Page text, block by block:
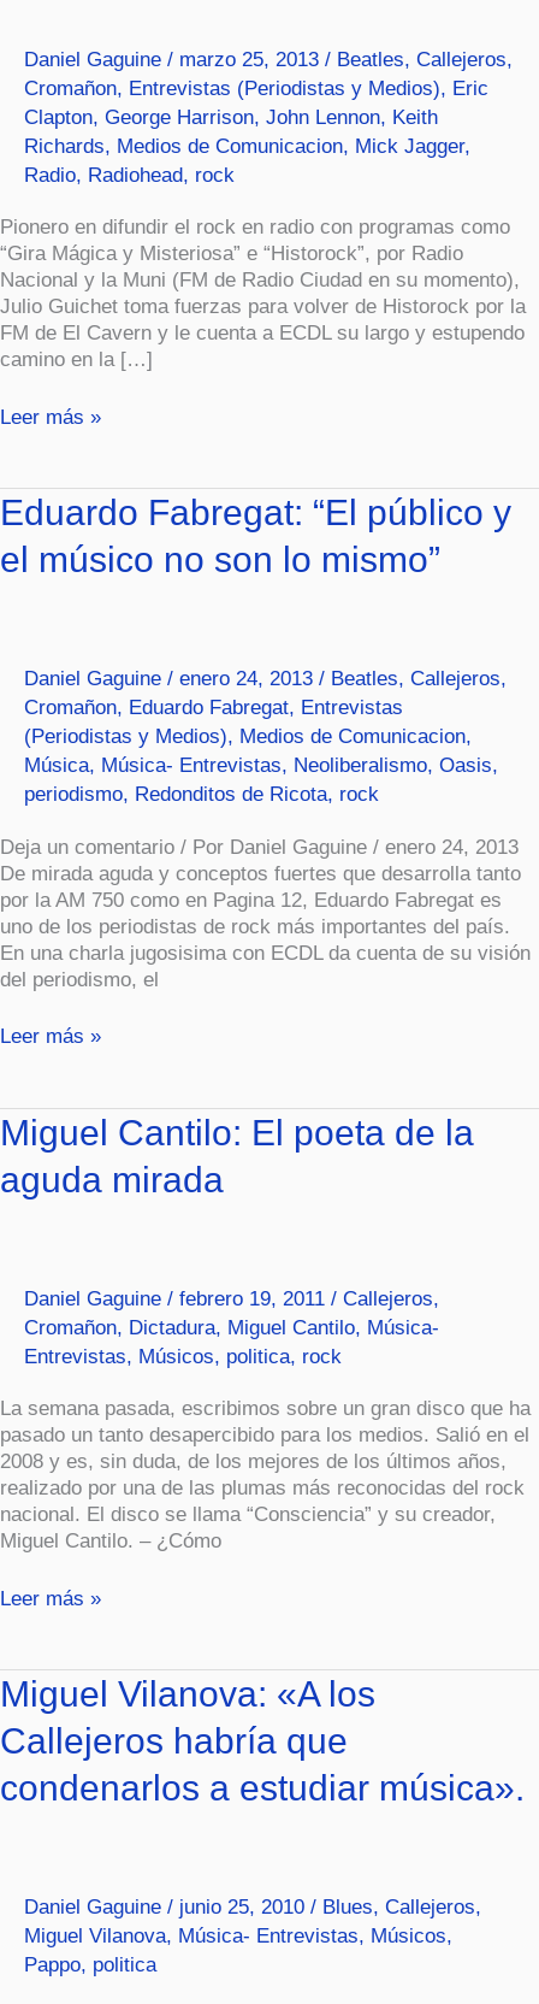
Daniel Gaguine / marzo 25, 2013 / Beatles, Callejeros,
Cromañon, Entrevistas (Periodistas y Medios), Eric
Clapton, George Harrison, John Lennon, Keith
Richards, Medios de Comunicacion, Mick Jagger,
Radio, Radiohead, rock
Pionero en difundir el rock en radio con programas como
“Gira Mágica y Misteriosa” e “Historock”, por Radio
Nacional y la Muni (FM de Radio Ciudad en su momento),
Julio Guichet toma fuerzas para volver de Historock por la
FM de El Cavern y le cuenta a ECDL su largo y estupendo
camino en la […]
artista”
Leer más »
Eduardo Fabregat: “El público y
el músico no son lo mismo”
Daniel Gaguine / enero 24, 2013 / Beatles, Callejeros,
Cromañon, Eduardo Fabregat, Entrevistas
(Periodistas y Medios), Medios de Comunicacion,
Música, Música- Entrevistas, Neoliberalismo, Oasis,
periodismo, Redonditos de Ricota, rock
Deja un comentario / Por Daniel Gaguine / enero 24, 2013
De mirada aguda y conceptos fuertes que desarrolla tanto
por la AM 750 como en Pagina 12, Eduardo Fabregat es
uno de los periodistas de rock más importantes del país.
En una charla jugosisima con ECDL da cuenta de su visión
del periodismo, el
Eduardo
Fabregat:
“El
son
mismo”
Leer más »
Miguel Cantilo: El poeta de la
aguda mirada
Daniel Gaguine / febrero 19, 2011 / Callejeros,
Cromañon, Dictadura, Miguel Cantilo, Música-
Entrevistas, Músicos, politica, rock
La semana pasada, escribimos sobre un gran disco que ha
pasado un tanto desapercibido para los medios. Salió en el
2008 y es, sin duda, de los mejores de los últimos años,
realizado por una de las plumas más reconocidas del rock
nacional. El disco se llama “Consciencia” y su creador,
Miguel Cantilo. – ¿Cómo
Miguel
Cantilo:
El
poeta
mirada
Leer más »
Miguel Vilanova: «A los
Callejeros habría que
condenarlos a estudiar música».
Daniel Gaguine / junio 25, 2010 / Blues, Callejeros,
Miguel Vilanova, Música- Entrevistas, Músicos,
Pappo, politica
Miguel
Vilanova:
«A
Callejeros
estudiar
música».